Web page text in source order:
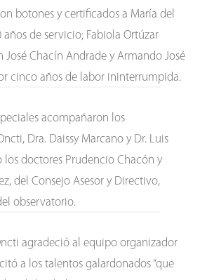
botones y certificados a María del
años de servicio; Fabiola Ortúzar
José Chacín Andrade y Armando José
cinco años de labor ininterrumpida.
acompañaron los
Dra. Daissy Marcano y Dr. Luis
los doctores Prudencio Chacón y
del Consejo Asesor y Directivo,
observatorio.
agradeció al equipo organizador
a los talentos galardonados “que